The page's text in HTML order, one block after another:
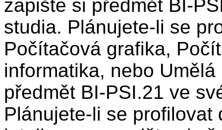
zapište si předmět BI-
studia. Plánujete-li se
Počítačová grafika,
informatika, nebo
předmět BI-PSI.21 ve
Plánujete-li se profilovat